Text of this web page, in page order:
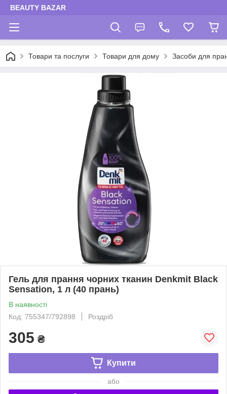
BEAUTY BAZAR
Товари та послуги Товари для дому Засоби для
Гель для прання чорних тканин Denkmit Black
Sensation, 1 л (40 прань)
В наявності
Код: 755347/792898
Роздріб
305 ₴
Купити
або